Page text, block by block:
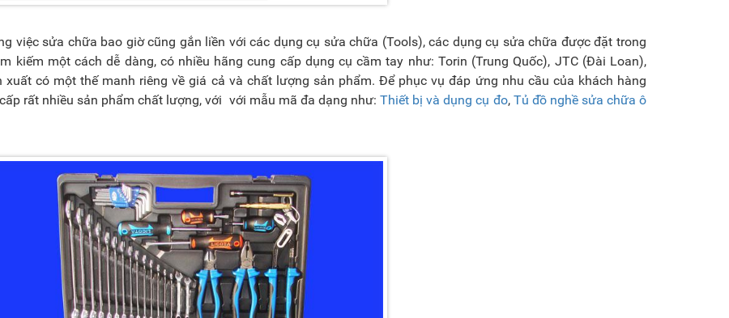
việc sửa chữa bao giờ cũng gắn liền với các dụng cụ sửa chữa (Tools), các dụng cụ sửa chữa được đặt trong
kiếm một cách dễ dàng, có nhiều hãng cung cấp dụng cụ cầm tay như: Torin (Trung Quốc), JTC (Đài Loan),
có một thế manh riêng về giá cả và chất lượng sản phẩm. Để phục vụ đáp ứng nhu cầu của khách hàng
rất nhiều sản phẩm chất lượng, với với mẫu mã đa dạng như:Thiết bị và dụng cụ đo, Tủ đồ nghề sửa chữa ô